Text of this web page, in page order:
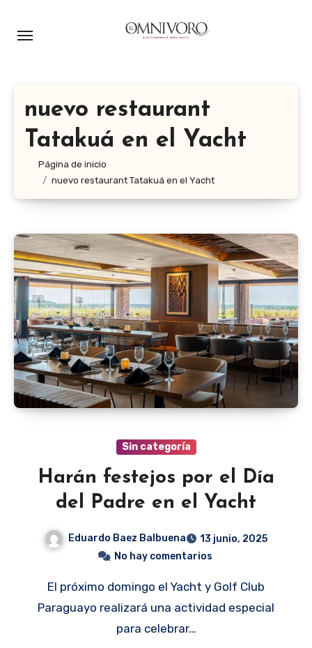
nuevo restaurant
Tatakuá en el Yacht
Página de inicio
nuevo restaurant Tatakuá en el Yacht
Sin categoría
Harán festejos por el Día
del Padre en el Yacht
Eduardo Baez Balbuena
13 junio, 2025
No hay comentarios
El próximo domingo el Yacht y Golf Club
Paraguayo realizará una actividad especial
para celebrar…